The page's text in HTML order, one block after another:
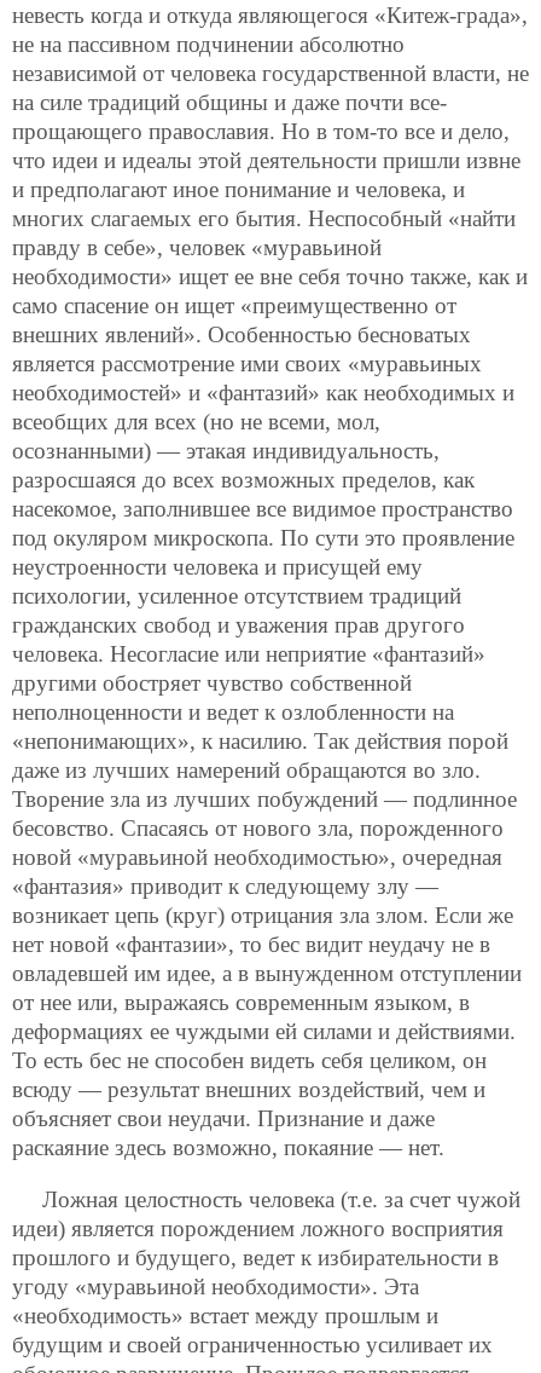
невесть когда и откуда являющегося «Китеж-града»,
не на пассивном подчинении абсолютно
независимой от человека государственной власти, не
на силе традиций общины и даже почти все-
прощающего православия. Но в том-то все и дело,
что идеи и идеалы этой деятельности пришли извне
и предполагают иное понимание и человека, и
многих слагаемых его бытия. Неспособный «найти
правду в себе», человек «муравьиной
необходимости» ищет ее вне себя точно также, как и
само спасение он ищет «преимущественно от
внешних явлений». Особенностью бесноватых
является рассмотрение ими своих «муравьиных
необходимостей» и «фантазий» как необходимых и
всеобщих для всех (но не всеми, мол,
осознанными) — этакая индивидуальность,
разросшаяся до всех возможных пределов, как
насекомое, заполнившее все видимое пространство
под окуляром микроскопа. По сути это проявление
неустроенности человека и присущей ему
психологии, усиленное отсутствием традиций
гражданских свобод и уважения прав другого
человека. Несогласие или неприятие «фантазий»
другими обостряет чувство собственной
неполноценности и ведет к озлобленности на
«непонимающих», к насилию. Так действия порой
даже из лучших намерений обращаются во зло.
Творение зла из лучших побуждений — подлинное
бесовство. Спасаясь от нового зла, порожденного
новой «муравьиной необходимостью», очередная
«фантазия» приводит к следующему злу —
возникает цепь (круг) отрицания зла злом. Если же
нет новой «фантазии», то бес видит неудачу не в
овладевшей им идее, а в вынужденном отступлении
от нее или, выражаясь современным языком, в
деформациях ее чуждыми ей силами и действиями.
То есть бес не способен видеть себя целиком, он
всюду — результат внешних воздействий, чем и
объясняет свои неудачи. Признание и даже
раскаяние здесь возможно, покаяние — нет.
Ложная целостность человека (т.е. за счет чужой
идеи) является порождением ложного восприятия
прошлого и будущего, ведет к избирательности в
угоду «муравьиной необходимости». Эта
«необходимость» встает между прошлым и
будущим и своей ограниченностью усиливает их